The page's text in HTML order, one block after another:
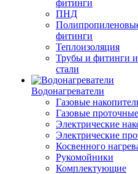
фитинги
ПНД
фитинги
Теплоизоляция
Трубы и фитинги
стали
Водонагреватели
Газовые
Газовые проточные
Электрические
Электрические
Косвенного
Рукомойники
Комплектующие